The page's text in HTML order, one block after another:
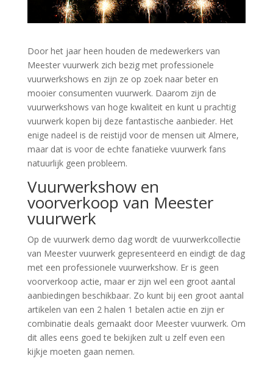
Door het jaar heen houden de medewerkers van
Meester vuurwerk zich bezig met professionele
vuurwerkshows en zijn ze op zoek naar beter en
mooier consumenten vuurwerk. Daarom zijn de
vuurwerkshows van hoge kwaliteit en kunt u prachtig
vuurwerk kopen bij deze fantastische aanbieder. Het
enige nadeel is de reistijd voor de mensen uit Almere,
maar dat is voor de echte fanatieke vuurwerk fans
natuurlijk geen probleem.
Vuurwerkshow en
voorverkoop van Meester
vuurwerk
Op de vuurwerk demo dag wordt de vuurwerkcollectie
van Meester vuurwerk gepresenteerd en eindigt de dag
met een professionele vuurwerkshow. Er is geen
voorverkoop actie, maar er zijn wel een groot aantal
aanbiedingen beschikbaar. Zo kunt bij een groot aantal
artikelen van een 2 halen 1 betalen actie en zijn er
combinatie deals gemaakt door Meester vuurwerk. Om
dit alles eens goed te bekijken zult u zelf even een
kijkje moeten gaan nemen.